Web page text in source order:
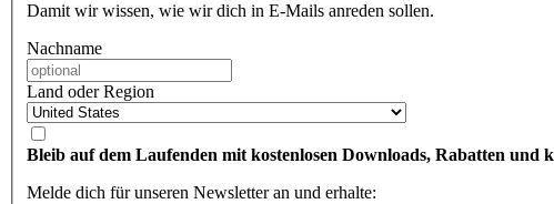
Damit wir wissen, wie wir dich in E-Mails anreden sollen.
Nachname
Land oder Region
Bleib auf dem Laufenden mit kostenlosen Downloads, Rabatten und
Melde dich für unseren Newsletter an und erhalte: